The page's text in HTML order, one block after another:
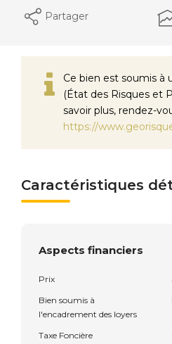
Partager
Ce bien est soumis à
(État des Risques et
savoir plus, rendez-
https://
Caractéristiques
Aspects financiers
Prix
Bien soumis à
l'encadrement des loyers
Taxe Foncière